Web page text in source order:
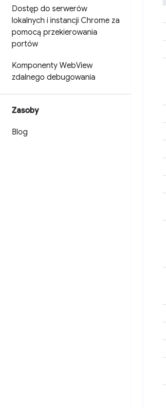
Dostęp do serwerów
lokalnych i instancji Chrome za
pomocą przekierowania
portów
Komponenty WebView
zdalnego debugowania
Zasoby
Blog